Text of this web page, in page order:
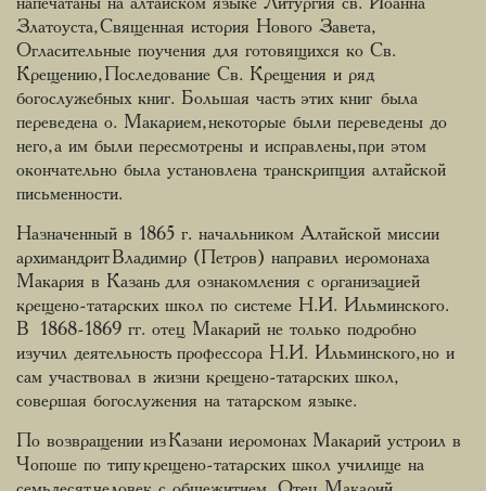
Златоуста, Священная история Нового Завета,
Огласительные поучения для готовящихся ко Св.
Крещению, Последование Св. Крещения и ряд
богослужебных книг. Большая часть этих книг была
переведена о. Макарием, некоторые были переведены до
него, а им были пересмотрены и исправлены, при этом
окончательно была установлена транскрипция алтайской
письменности.
Назначенный в 1865 г. начальником Алтайской миссии
архимандрит Владимир (Петров) направил иеромонаха
Макария в Казань для ознакомления с организацией
крещено-татарских школ по системе Н.И. Ильминского.
В 1868-1869 гг. отец Макарий не только подробно
изучил деятельность профессора Н.И. Ильминского, но и
сам участвовал в жизни крещено-татарских школ,
совершая богослужения на татарском языке.
По возвращении из Казани иеромонах Макарий устроил в
Чопоше по типу крещено-татарских школ училище на